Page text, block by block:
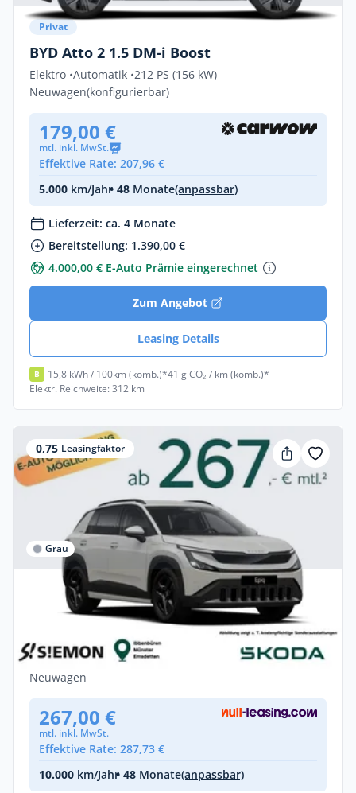
Privat
BYD Atto 2 1.5 DM-i Boost
Elektro •Automatik •212 PS (156 kW)
Neuwagen(konfigurierbar)
179,00 €
mtl. inkl. MwSt.
Effektive Rate: 207,96 €
5.000 km/Jahr• 48 Monate(anpassbar)
Lieferzeit: ca. 4 Monate
Bereitstellung: 1.390,00 €
4.000,00 € E-Auto Prämie eingerechnet
Zum Angebot
Leasing Details
B 15,8 kWh / 100km (komb.)*41 g CO₂ / km (komb.)*
Elektr. Reichweite: 312 km
0,75 Leasingfaktor
Grau
Privat
Skoda Epiq Selection (Neues Modell)
155kW Besteller
Elektro •Automatik •211 PS (155 kW)
Neuwagen
267,00 €
mtl. inkl. MwSt.
Effektive Rate: 287,73 €
10.000 km/Jahr• 48 Monate(anpassbar)